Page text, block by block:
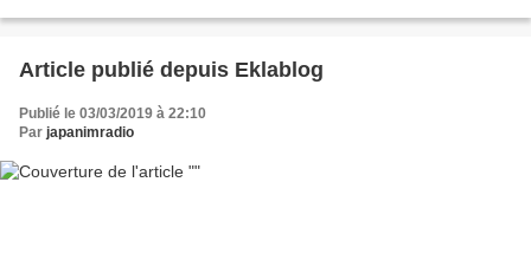
Article publié depuis Eklablog
Publié le 03/03/2019 à 22:10
Par japanimradio